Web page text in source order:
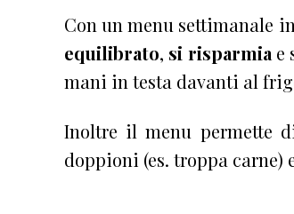
Con un menu settimanale
equilibrato, si risparmia e
mani in testa davanti al
Inoltre il menu permette
doppioni (es. troppa carne)